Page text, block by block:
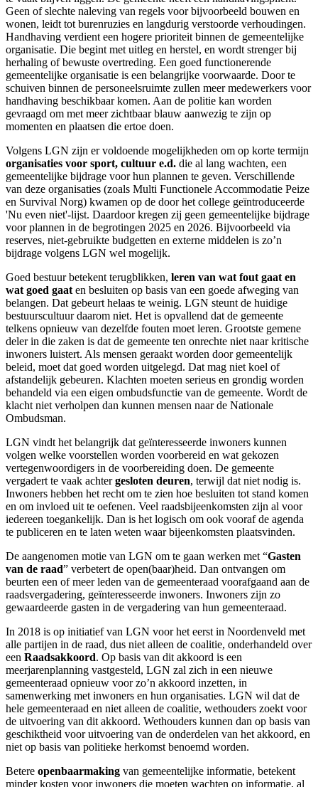
Geen of slechte naleving van regels voor bijvoorbeeld bouwen en
wonen, leidt tot burenruzies en langdurig verstoorde verhoudingen.
Handhaving verdient een hogere prioriteit binnen de gemeentelijke
organisatie. Die begint met uitleg en herstel, en wordt strenger bij
herhaling of bewuste overtreding. Een goed functionerende
gemeentelijke organisatie is een belangrijke voorwaarde. Door te
schuiven binnen de personeelsruimte zullen meer medewerkers voor
handhaving beschikbaar komen. Aan de politie kan worden
gevraagd om met meer zichtbaar blauw aanwezig te zijn op
momenten en plaatsen die ertoe doen.
Volgens LGN zijn er voldoende mogelijkheden om op korte termijn
organisaties voor sport, cultuur e.d. die al lang wachten, een
gemeentelijke bijdrage voor hun plannen te geven. Verschillende
van deze organisaties (zoals Multi Functionele Accommodatie Peize
en Survival Norg) kwamen op de door het college geïntroduceerde
'Nu even niet'-lijst. Daardoor kregen zij geen gemeentelijke bijdrage
voor plannen in de begrotingen 2025 en 2026. Bijvoorbeeld via
reserves, niet-gebruikte budgetten en externe middelen is zo’n
bijdrage volgens LGN wel mogelijk.
Goed bestuur betekent terugblikken, leren van wat fout gaat en
wat goed gaat en besluiten op basis van een goede afweging van
belangen. Dat gebeurt helaas te weinig. LGN steunt de huidige
bestuurscultuur daarom niet. Het is opvallend dat de gemeente
telkens opnieuw van dezelfde fouten moet leren. Grootste gemene
deler in die zaken is dat de gemeente ten onrechte niet naar kritische
inwoners luistert. Als mensen geraakt worden door gemeentelijk
beleid, moet dat goed worden uitgelegd. Dat mag niet koel of
afstandelijk gebeuren. Klachten moeten serieus en grondig worden
behandeld via een eigen ombudsfunctie van de gemeente. Wordt de
klacht niet verholpen dan kunnen mensen naar de Nationale
Ombudsman.
LGN vindt het belangrijk dat geïnteresseerde inwoners kunnen
volgen welke voorstellen worden voorbereid en wat gekozen
vertegenwoordigers in de voorbereiding doen. De gemeente
vergadert te vaak achtergesloten deuren, terwijl dat niet nodig is.
Inwoners hebben het recht om te zien hoe besluiten tot stand komen
en om invloed uit te oefenen. Veel raadsbijeenkomsten zijn al voor
iedereen toegankelijk. Dan is het logisch om ook vooraf de agenda
te publiceren en te laten weten waar bijeenkomsten plaatsvinden.
De aangenomen motie van LGN om te gaan werken met “Gasten
van de raad” verbetert de open(baar)heid. Dan ontvangen om
beurten een of meer leden van de gemeenteraad voorafgaand aan de
raadsvergadering, geïnteresseerde inwoners. Inwoners zijn zo
gewaardeerde gasten in de vergadering van hun gemeenteraad.
In 2018 is op initiatief van LGN voor het eerst in Noordenveld met
alle partijen in de raad, dus niet alleen de coalitie, onderhandeld over
een Raadsakkoord. Op basis van dit akkoord is een
meerjarenplanning vastgesteld, LGN zal zich in een nieuwe
gemeenteraad opnieuw voor zo’n akkoord inzetten, in
samenwerking met inwoners en hun organisaties. LGN wil dat de
hele gemeenteraad en niet alleen de coalitie, wethouders zoekt voor
de uitvoering van dit akkoord. Wethouders kunnen dan op basis van
geschiktheid voor uitvoering van de onderdelen van het akkoord, en
niet op basis van politieke herkomst benoemd worden.
Betere openbaarmaking van gemeentelijke informatie, betekent
minder kosten voor inwoners die moeten wachten op informatie, al